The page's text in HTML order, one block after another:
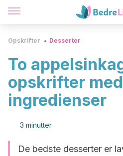
Opskrifter Desserter
To
opskrifter
ingredienser
3 minutter
De bedste desserter er